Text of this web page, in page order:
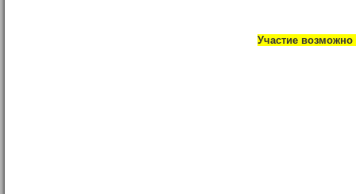
Участие возможно